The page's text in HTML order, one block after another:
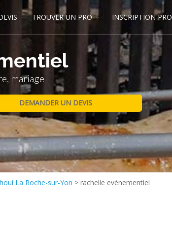
TROUVER UN PRO INSCRIPTION PRO
mariage
La Roche-sur-Yon > rachelle evènementiel